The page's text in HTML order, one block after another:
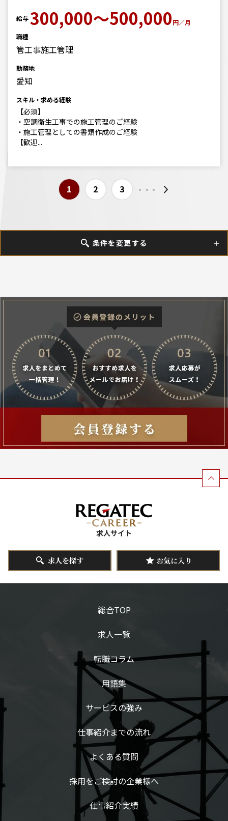
給与300,000～500,000円／月
職種
管工事施工管理
勤務地
愛知
スキル・求める経験
【必須】
・空調衛生工事での施工管理のご経験
・施工管理としての書類作成のご経験
【歓迎...
1 2 3 ...
条件を変更する
求人を探す お気に入り
総合TOP
求人一覧
転職コラム
用語集
サービスの強み
仕事紹介までの流れ
よくある質問
採用をご検討の企業様へ
仕事紹介実績